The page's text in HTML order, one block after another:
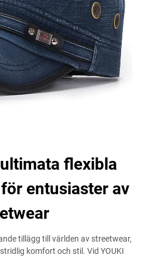
flexibla
entusiaster av
tillägg till världen av streetwear,
komfort och stil. Vid YOUKI